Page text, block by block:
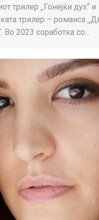
трилер ‚‚Гонејќи дух‘‘ и
трилер – романса
Во 2023 соработка со…